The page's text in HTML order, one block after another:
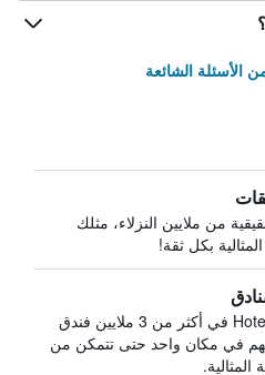
الأسئلة الشائعة
من ملايين النزلاء، مثلك
بكل ثقة!
يبحث HotelsCombined في أكثر من 3 ملايين فندق
في مكان واحد حتى تتمكن من
المثالية.